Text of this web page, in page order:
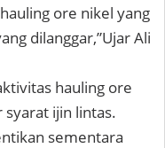
ore nikel yang
dilanggar,”Ujar Ali
hauling ore
syarat ijin lintas.
sementara